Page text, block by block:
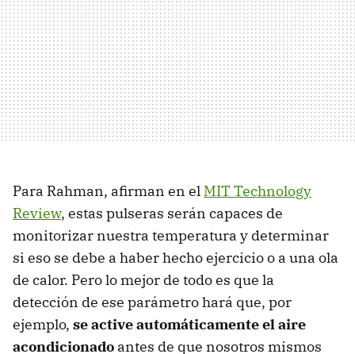
Para Rahman, afirman en el MIT Technology
Review, estas pulseras serán capaces de
monitorizar nuestra temperatura y determinar
si eso se debe a haber hecho ejercicio o a una ola
de calor. Pero lo mejor de todo es que la
detección de ese parámetro hará que, por
ejemplo, se active automáticamente el aire
acondicionado antes de que nosotros mismos